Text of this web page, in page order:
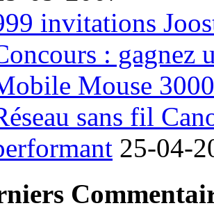
invitations
: gagnez
Mouse 3000
sans fil
25-04-